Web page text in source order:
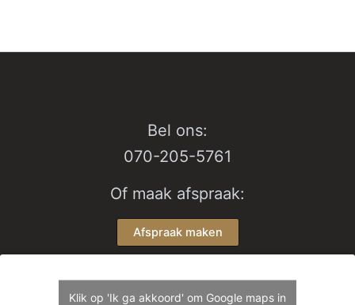
Bel ons:
070-205-5761
Of maak afspraak:
Afspraak maken
Klik op 'Ik ga akkoord' om Google maps in